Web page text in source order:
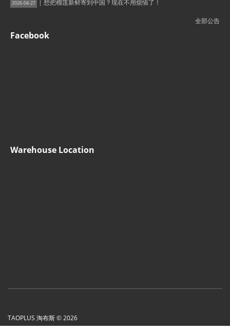
2026-04-27 | 想把榴莲新鲜寄到中国？现在不用烦恼了！
全部公告
Facebook
Warehouse Location
TAOPLUS 淘布斯 © 2026